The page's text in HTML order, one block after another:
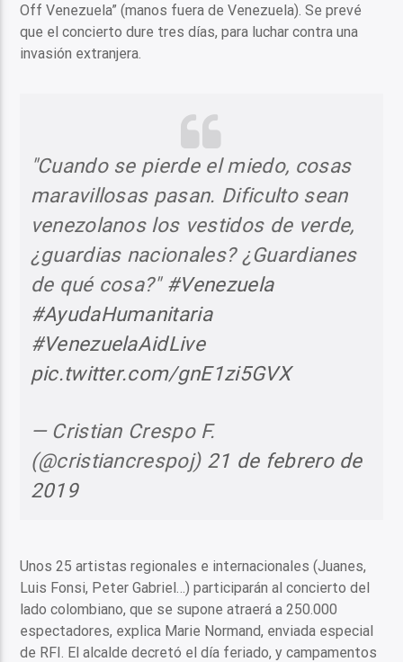
Off Venezuela” (manos fuera de Venezuela). Se prevé
que el concierto dure tres días, para luchar contra una
invasión extranjera.
"Cuando se pierde el miedo, cosas
maravillosas pasan. Dificulto sean
venezolanos los vestidos de verde,
¿guardias nacionales? ¿Guardianes
de qué cosa?" #Venezuela
#AyudaHumanitaria
#VenezuelaAidLive
pic.twitter.com/gnE1zi5GVX
— Cristian Crespo F.
(@cristiancrespoj) 21 de febrero de
2019
Unos 25 artistas regionales e internacionales (Juanes,
Luis Fonsi, Peter Gabriel…) participarán al concierto del
lado colombiano, que se supone atraerá a 250.000
espectadores, explica Marie Normand, enviada especial
de RFI. El alcalde decretó el día feriado, y campamentos